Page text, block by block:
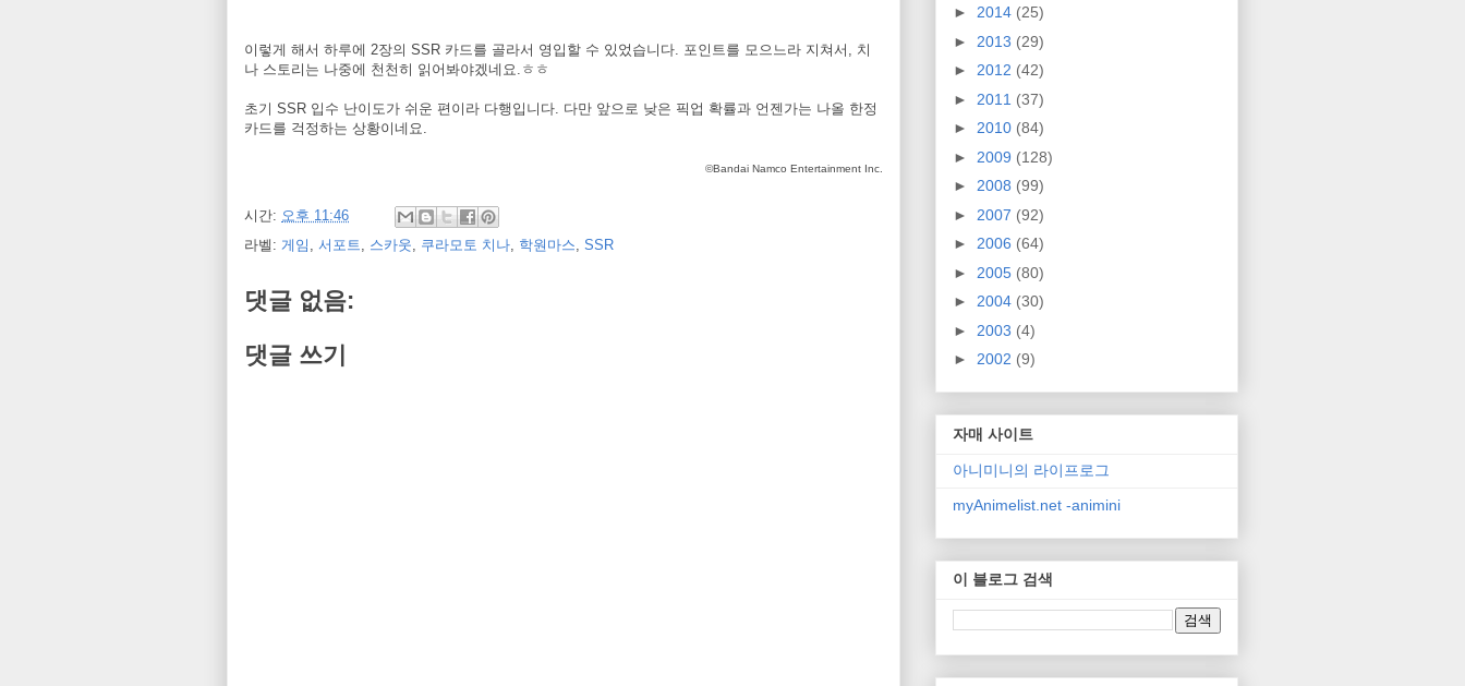
이렇게 해서 하루에 2장의 SSR 카드를 골라서 영입할 수 있었습니다. 포인트를 모으느라 지쳐서, 치
나 스토리는 나중에 천천히 읽어봐야겠네요.ㅎㅎ
초기 SSR 입수 난이도가 쉬운 편이라 다행입니다. 다만 앞으로 낮은 픽업 확률과 언젠가는 나올 한정
카드를 걱정하는 상황이네요.
©Bandai Namco Entertainment Inc.
시간: 오후 11:46
라벨: 게임 , 서포트, 스카웃, 쿠라모토 치나, 학원마스, SSR
댓글 없음:
댓글 쓰기
► 2014 (25)
► 2013 (29)
► 2012 (42)
► 2011 (37)
► 2010 (84)
► 2009 (128)
► 2008 (99)
► 2007 (92)
► 2006 (64)
► 2005 (80)
► 2004 (30)
► 2003 (4)
► 2002 (9)
자매 사이트
아니미니의 라이프로그
myAnimelist.net -animini
이 블로그 검색